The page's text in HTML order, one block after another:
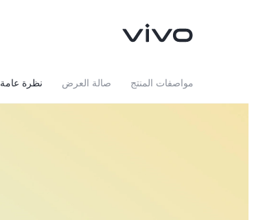
نظرة عامة صالة العرض مواصفات المنتج